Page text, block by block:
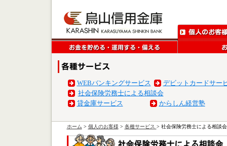
WEBバンキングサービス
デビットカードサー
社会保険労務士による相談会
貸金庫サービス
からしん経営塾
ホーム > 個人のお客様 > 各種サービス > 社会保険労務士による相談